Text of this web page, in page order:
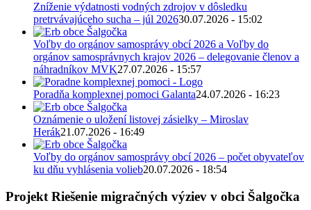
Zníženie výdatnosti vodných zdrojov v dôsledku
pretrvávajúceho sucha – júl 202630.07.2026 - 15:02
Voľby do orgánov samosprávy obcí 2026 a Voľby do
orgánov samosprávnych krajov 2026 – delegovanie členov a
náhradníkov MVK27.07.2026 - 15:57
Poradňa komplexnej pomoci Galanta24.07.2026 - 16:23
Oznámenie o uložení listovej zásielky – Miroslav
Herák21.07.2026 - 16:49
Voľby do orgánov samosprávy obcí 2026 – počet obyvateľov
ku dňu vyhlásenia volieb20.07.2026 - 18:54
Projekt Riešenie migračných výziev v obci Šalgočka